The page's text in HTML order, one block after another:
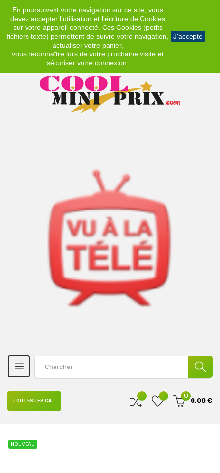
En poursuivant votre navigation sur ce site, vous
devez accepter l’utilisation et l'écriture de Cookies
sur votre appareil connecté. Ces Cookies (petits
fichiers texte) permettent de suivre votre navigation,
actualiser votre panier,
vous reconnaître lors de votre prochaine visite et
sécuriser votre connexion.
J'accepte
EUR
0
0,00 €
TOUTES LES CATÉGORIES
NOUVEAU